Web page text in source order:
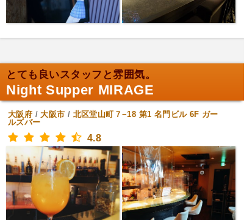
とても良いスタッフと雰囲気。
Night Supper MIRAGE
大阪府 /大阪市 / 北区堂山町７−18 第1 名門ビル 6F ガー
ルズバー
4.8